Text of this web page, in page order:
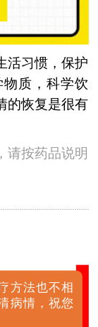
习惯，保护
质，科学饮
的恢复是很有
请按药品说明
方法也不相
病情，祝您